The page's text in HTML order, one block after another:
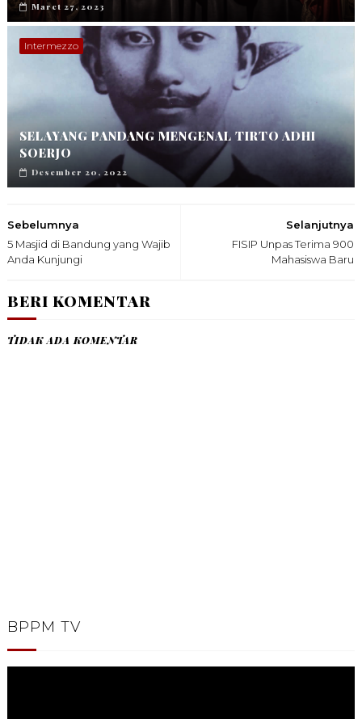
Maret 27, 2023
Intermezzo
SELAYANG PANDANG MENGENAL TIRTO ADHI
SOERJO
Desember 20, 2022
Selanjutnya
FISIP Unpas Terima 900
Mahasiswa Baru
Sebelumnya
5 Masjid di Bandung yang Wajib
Anda Kunjungi
BERI KOMENTAR
TIDAK ADA KOMENTAR
BPPM TV